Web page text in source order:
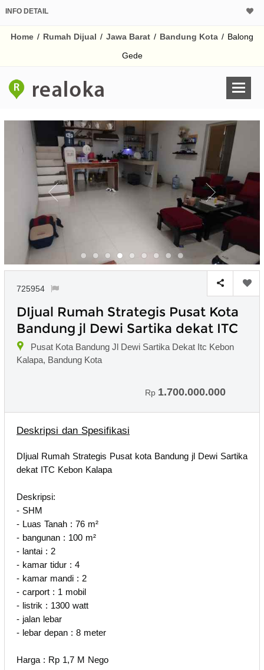
INFO DETAIL
Home / Rumah Dijual / Jawa Barat / Bandung Kota / Balong
Gede
725954
DIjual Rumah Strategis Pusat Kota
Bandung jl Dewi Sartika dekat ITC
Pusat Kota Bandung Jl Dewi Sartika Dekat Itc Kebon
Kalapa, Bandung Kota
Rp 1.700.000.000
Deskripsi dan Spesifikasi
DIjual Rumah Strategis Pusat kota Bandung jl Dewi Sartika
dekat ITC Kebon Kalapa
Deskripsi:
- SHM
- Luas Tanah : 76 m²
- bangunan : 100 m²
- lantai : 2
- kamar tidur : 4
- kamar mandi : 2
- carport : 1 mobil
- listrik : 1300 watt
- jalan lebar
- lebar depan : 8 meter
Harga : Rp 1,7 M Nego
Harga Rp
% /th
Untuk hasil simulasi
pada kotak-
Simpan